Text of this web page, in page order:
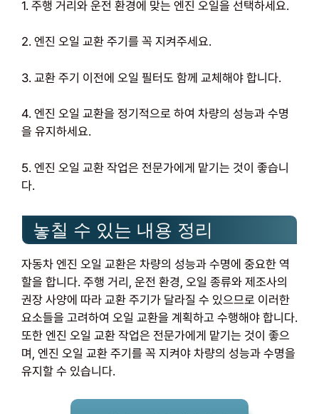
1. 주행 거리와 운전 환경에 맞는 엔진 오일을 선택하세요.
2. 엔진 오일 교환 주기를 꼭 지켜주세요.
3. 교환 주기 이전에 오일 필터도 함께 교체해야 합니다.
4. 엔진 오일 교환을 정기적으로 하여 차량의 성능과 수명
을 유지하세요.
5. 엔진 오일 교환 작업은 전문가에게 맡기는 것이 좋습니
다.
놓칠 수 있는 내용 정리
자동차 엔진 오일 교환은 차량의 성능과 수명에 중요한 역
할을 합니다. 주행 거리, 운전 환경, 오일 종류와 제조사의
권장 사양에 따라 교환 주기가 달라질 수 있으므로 이러한
요소들을 고려하여 오일 교환을 계획하고 수행해야 합니다.
또한 엔진 오일 교환 작업은 전문가에게 맡기는 것이 좋으
며, 엔진 오일 교환 주기를 꼭 지켜야 차량의 성능과 수명을
유지할 수 있습니다.